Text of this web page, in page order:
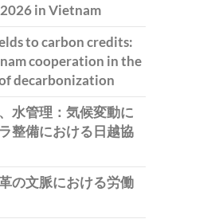
in Vietnam
to carbon credits:
cooperation in the
decarbonization
水管理：気候変動に
整備における日越協
の文脈における労働